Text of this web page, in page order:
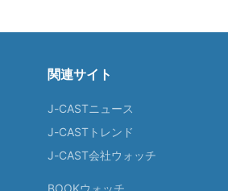
関連サイト
J-CASTニュース
J-CASTトレンド
J-CAST会社ウォッチ
BOOKウォッチ